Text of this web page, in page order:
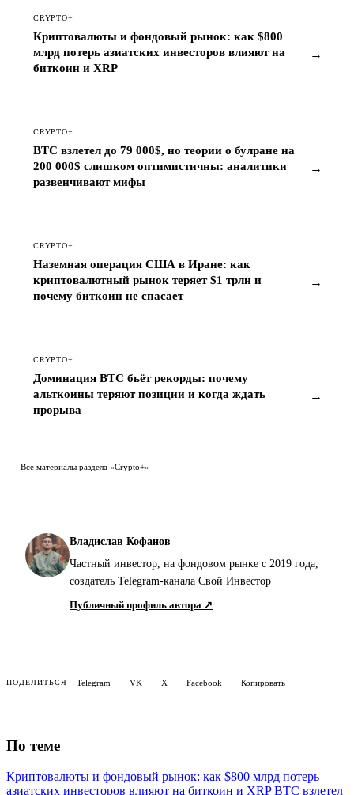
CRYPTO+
Криптовалюты и фондовый рынок: как $800
млрд потерь азиатских инвесторов влияют на
биткоин и XRP
→
CRYPTO+
BTC взлетел до 79 000$, но теории о булране на
200 000$ слишком оптимистичны: аналитики
развенчивают мифы
→
CRYPTO+
Наземная операция США в Иране: как
криптовалютный рынок теряет $1 трлн и
почему биткоин не спасает
→
CRYPTO+
Доминация BTC бьёт рекорды: почему
альткоины теряют позиции и когда ждать
прорыва
→
Все материалы раздела «Crypto+»
Владислав Кофанов
Частный инвестор, на фондовом рынке с 2019 года,
создатель Telegram-канала Свой Инвестор
Публичный профиль автора ↗
ПОДЕЛИТЬСЯ Telegram VK X Facebook Копировать
По теме
Криптовалюты и фондовый рынок: как $800 млрд потерь
азиатских инвесторов влияют на биткоин и XRP BTC взлетел